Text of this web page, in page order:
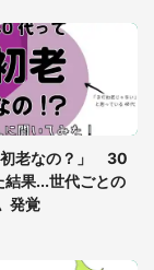
まだしも...」「ハ
れる 「これもう
万人困惑
初老なの？」 30
果...世代ごとの
発覚